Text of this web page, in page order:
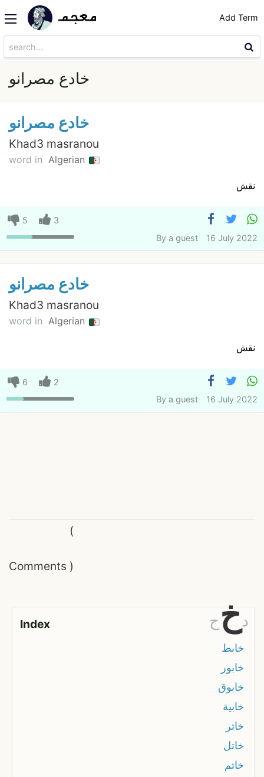
Add Term
خادع مصرانو
خادع مصرانو
Khad3 masranou
word in Algerian
نقش
5
3
By a guest 16 July 2022
خادع مصرانو
Khad3 masranou
word in Algerian
نقش
6
2
By a guest 16 July 2022
Comments
(
)
Index ح خد
خابط
خابور
خابوق
خابية
خاتر
خاتل
خاتم